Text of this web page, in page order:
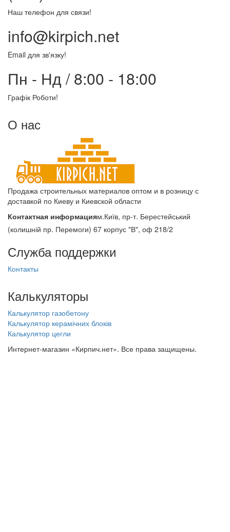
Наш телефон для связи!
info@kirpich.net
Email для зв'язку!
Пн - Нд / 8:00 - 18:00
Графік Роботи!
О нас
Продажа строительных материалов оптом и в розницу с
доставкой по Киеву и Киевской области
Контактная информациям.Київ, пр-т. Берестейський
(колишній пр. Перемоги) 67 корпус "В", оф 218/2
Служба поддержки
Контакты
Калькуляторы
Калькулятор газобетону
Калькулятор керамічних блоків
Калькулятор цегли
Интернет-магазин «Кирпич.нет». Все права защищены.